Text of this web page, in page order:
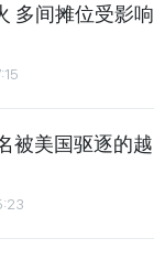
多间摊位受影响
被美国驱逐的越